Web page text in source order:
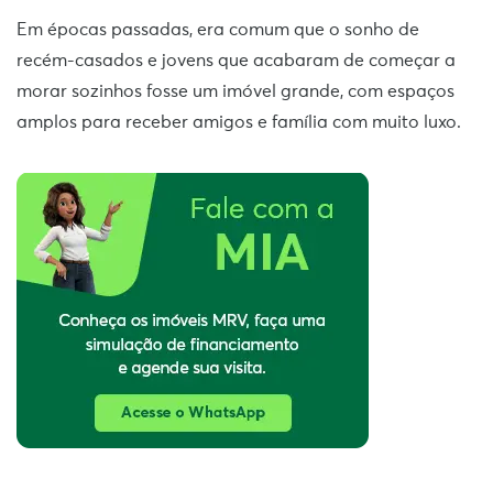
Em épocas passadas, era comum que o sonho de
recém-casados e jovens que acabaram de começar a
morar sozinhos fosse um imóvel grande, com espaços
amplos para receber amigos e família com muito luxo.